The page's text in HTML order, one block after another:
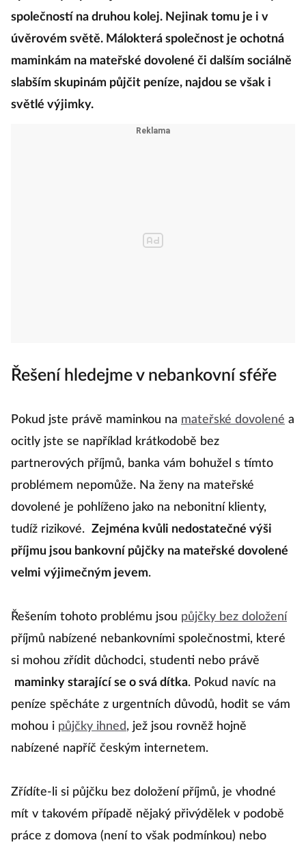
společností na druhou kolej. Nejinak tomu je i v
úvěrovém světě. Málokterá společnost je ochotná
maminkám na mateřské dovolené či dalším sociálně
slabším skupinám půjčit peníze, najdou se však i
světlé výjimky.
Řešení hledejme v nebankovní sféře
Pokud jste právě maminkou na mateřské dovolené a
ocitly jste se například krátkodobě bez
partnerových příjmů, banka vám bohužel s tímto
problémem nepomůže. Na ženy na mateřské
dovolené je pohlíženo jako na nebonitní klienty,
tudíž rizikové. Zejména kvůli nedostatečné výši
příjmu jsou bankovní půjčky na mateřské dovolené
velmi výjimečným jevem.
Řešením tohoto problému jsou půjčky bez doložení
příjmů nabízené nebankovními společnostmi, které
si mohou zřídit důchodci, studenti nebo právě
maminky starající se o svá dítka. Pokud navíc na
peníze spěcháte z urgentních důvodů, hodit se vám
mohou i půjčky ihned, jež jsou rovněž hojně
nabízené napříč českým internetem.
Zřídíte-li si půjčku bez doložení příjmů, je vhodné
mít v takovém případě nějaký přivýdělek v podobě
práce z domova (není to však podmínkou) nebo